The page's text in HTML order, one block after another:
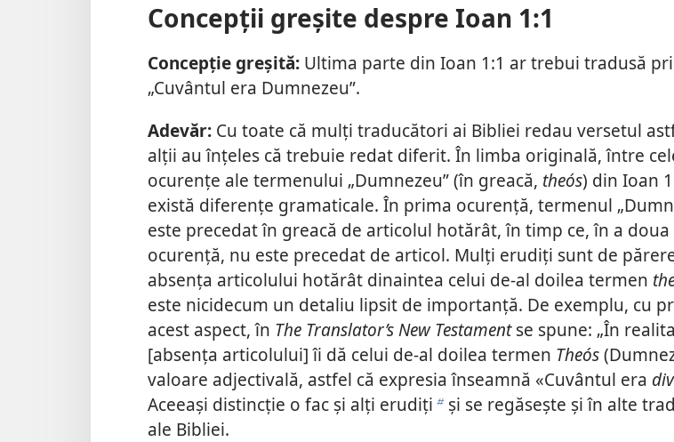
Concepții greșite despre Ioan 1:1
Concepție greșită: Ultima parte din Ioan 1:1 ar trebui tradusă
„Cuvântul era Dumnezeu”.
Adevăr: Cu toate că mulți traducători ai Bibliei redau versetul
alții au înțeles că trebuie redat diferit. În limba originală, între
ocurențe ale termenului „Dumnezeu” (în greacă, theós) din Ioan
există diferențe gramaticale. În prima ocurență, termenul
este precedat în greacă de articolul hotărât, în timp ce, în a doua
ocurență, nu este precedat de articol. Mulți erudiți sunt de
absența articolului hotărât dinaintea celui de-al doilea termen
este nicidecum un detaliu lipsit de importanță. De exemplu, cu
acest aspect, în The Translator’s New Testamentse spune: „În
[absența articolului] îi dă celui de-al doilea termen Theós
valoare adjectivală, astfel că expresia înseamnă «Cuvântul era
Aceeași distincție o fac și alți erudiți bși se regăsește și în alte
ale Bibliei.